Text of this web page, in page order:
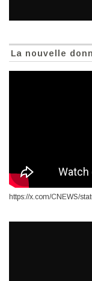
La nouvelle
https://x.com/CNEWS/